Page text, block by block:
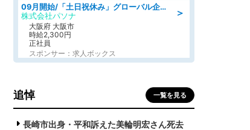
＞
09月開始/「土日祝休み」グローバル企業での産業保健のお仕事/保健師/高時給/残業なし/服装自由
株式会社パソナ
大阪府 大阪市
時給2,300円
正社員
スポンサー：求人ボックス
追悼 一覧を見る
長崎市出身・平和訴えた美輪明宏さん死去